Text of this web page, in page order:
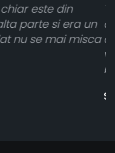
și
spate. A primit
a funcționat,
și a rambursat